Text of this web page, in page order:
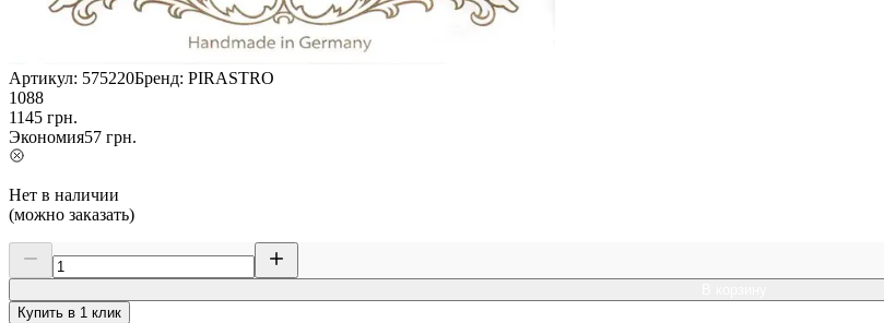
Артикул: 575220Бренд: PIRASTRO
1088
1145 грн.
Экономия57 грн.
Нет в наличии
(можно заказать)
Купить в 1 клик